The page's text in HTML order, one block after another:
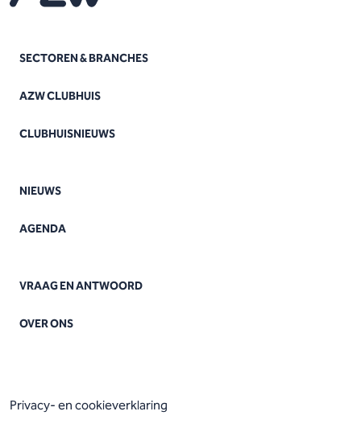
SECTOREN & BRANCHES
AZW CLUBHUIS
CLUBHUISNIEUWS
NIEUWS
AGENDA
VRAAG EN ANTWOORD
OVER ONS
Privacy- en cookieverklaring